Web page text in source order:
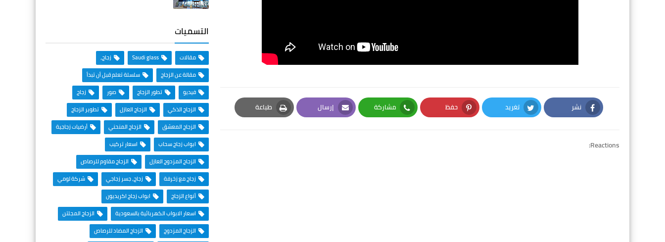
نشر
Facebook
تغريد
Twitter
حفظ
Pinterest
مشاركة
Whatsapp
إرسال
Email
طباعة
Print
Reactions:
التسميات
مقالات Saudi glass
زجاج،
مقالة عن الزجاج
سلسلة تعلم قبل أن تبدأ
فيديو
تطور الزجاج صور
زجاج
الزجاج الذكي
الزجاج العازل
تطوير الزجاج
الزجاج المعشق
الزجاج المنحني
أرضيات زجاجية
ابواب زجاج سحاب
اسعار تركيب
الزجاج المزدوج العازل
الزجاج مقاوم للرصاص
زجاج مع زخرفة
زجاج، جسر زجاجي
شركة لومي
أنواع الزجاج
ابواب زجاج اكريديون
اسعار الابواب الكهربائية بالسعودية
الزجاج المجلتن
الزجاج المزدوج
الزجاج المضاد للرصاص